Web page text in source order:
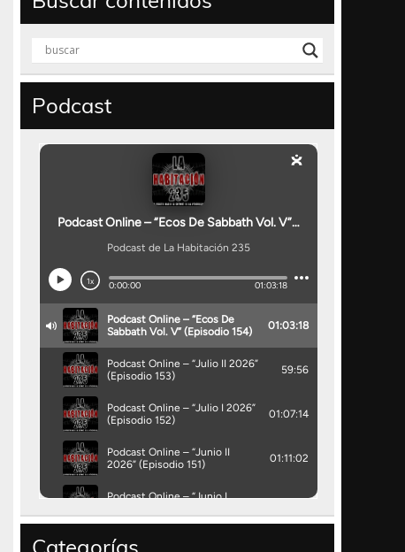
Podcast
Categorías